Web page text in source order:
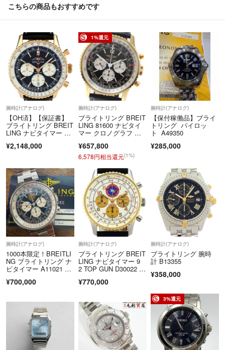
こちらの商品もおすすめです
腕時計(アナログ)
【OH済】【保証書】
ブライトリング BREIT
LING ナビタイマー RB
ー 自動巻き ブラッ
¥2,148,000
1%還元
腕時計(アナログ)
ブライトリング BREIT
LING 81600 ナビタイ
マー クロノグラフ 手
¥657,800
6,578円相当還元(1%)
腕時計(アナログ)
【保付稼働品】ブライ
トリング パイロッ
ト A49350
¥285,000
腕時計(アナログ)
1000本限定！BREITLI
NG ブライトリング ナ
ビタイマー A11021 パ
巻 稼動 ギャラカード
¥700,000
腕時計(アナログ)
ブライトリング BREIT
LING ナビタイマー 9
2 TOP GUN D30022 自
¥770,000
腕時計(アナログ)
ブライトリング 腕時
計 B13355
¥358,000
3%還元